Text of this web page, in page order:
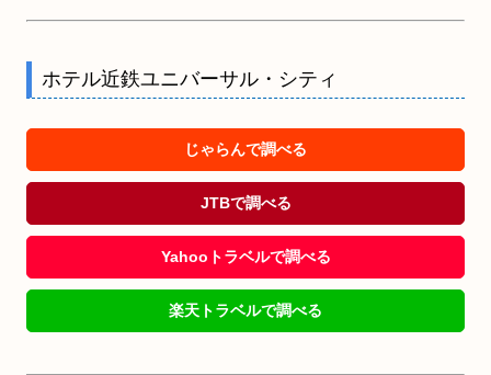
ホテル近鉄ユニバーサル・シティ
じゃらんで調べる
JTBで調べる
Yahooトラベルで調べる
楽天トラベルで調べる